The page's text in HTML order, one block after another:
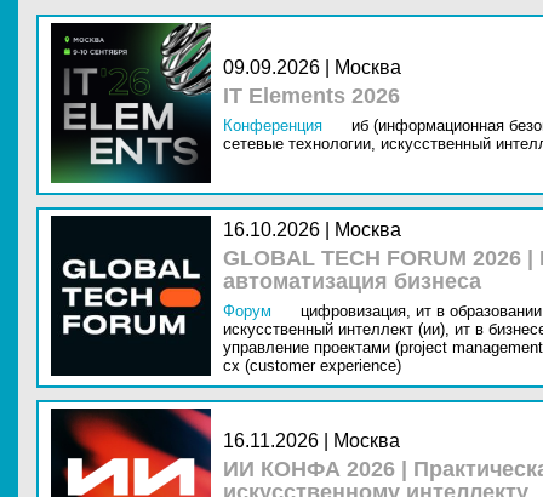
09.09.2026 | Москва
IT Elements 2026
Конференция
иб (информационная
сетевые технологии, искусственный
16.10.2026 | Москва
GLOBAL TECH FORUM
автоматизация бизнеса
Форум цифровизация, ит в
искусственный интеллект (ии), ит в
управление проектами (project
cx (customer experience)
16.11.2026 | Москва
ИИ КОНФА 2026 |
искусственному интеллекту